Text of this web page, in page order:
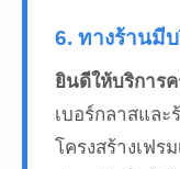
6. ทางร้านมี
ยินดีให้บริการ
เบอร์กลาสแล
โครงสร้างเฟร